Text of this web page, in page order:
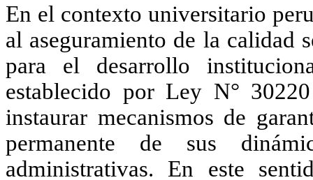
En el contexto universitario
al aseguramiento de la calidad
para el desarrollo
establecido por Ley N°
instaurar mecanismos de
permanente de sus
administrativas. En este